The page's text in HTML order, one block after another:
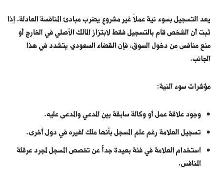
يعد التسجيل بسوء نية عملاً غير مشروع يضرب مبادئ المنافسة العادلة. إذا
ثبت أن الشخص قام بالتسجيل فقط لابتزاز المالك الأصلي في الخارج أو
منع منافس من دخول السوق، فإن القضاء السعودي يتشدد في هذا
الجانب.
مؤشرات سوء النية:
وجود علاقة عمل أو وكالة سابقة بين المدعي والمدعى عليه.
تسجيل العلامة رغم علم المسجل بأنها ملك لغيره في دول أخرى.
استخدام العلامة في فئة بعيدة جداً عن تخصص المسجل لمجرد عرقلة
المنافس.